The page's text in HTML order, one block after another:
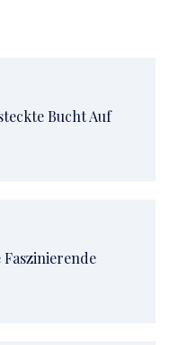
Bucht Auf
Faszinierende